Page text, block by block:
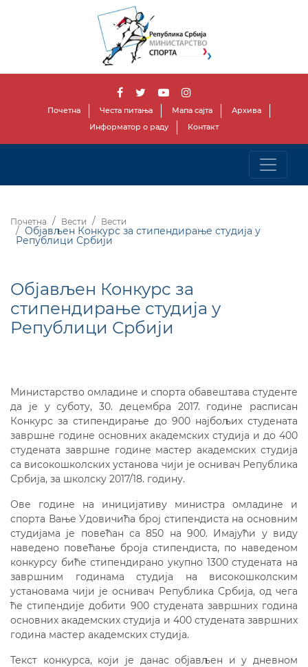
Почетна Честа питања Мапа сајта
Архива
Информатор о раду
Контакт
Почетна Вести Вести
Објављен Конкурс за стипендирање студија у
Републици Србији
Објављен Конкурс за
стипендирање студија у
Републици Србији
Министарство омладине и спорта обавештава студенте
да је у суботу, 30. децембра 2017. године расписан
Конкурс за стипендирање до 900 најбољих студената
завршне године основних академских студија и до 400
студената завршне године мастер академских студија
са високошколских установа чији је оснивач Република
Србија, за школску 2017/18. годину.
Ове године на иницијативу министра омладине и
спорта Вање Удовичића број стипендиста на основним
студијама је повећан са 850 на 900. Имајући у виду
наведено повећање броја стипендиста, по наведеном
конкурсу биће стипендирано укупно 1300 студената на
завршним годинама студија на високошколским
установама чији је оснивач Република Србија, од чега
ће стипендије добити 900 студената завршних година
основних академских студија и 400 студената завршних
година мастер академских студија.
Текст конкурса, који је данас објављен и у дневном